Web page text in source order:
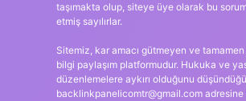
taşımakta olup, siteye üye olarak bu
etmiş sayılırlar.
Sitemiz, kar amacı gütmeyen ve
bilgi paylaşım platformudur. Hukuka ve
düzenlemelere aykırı olduğunu
backlinkpanelicomtr@gmail.comadresine